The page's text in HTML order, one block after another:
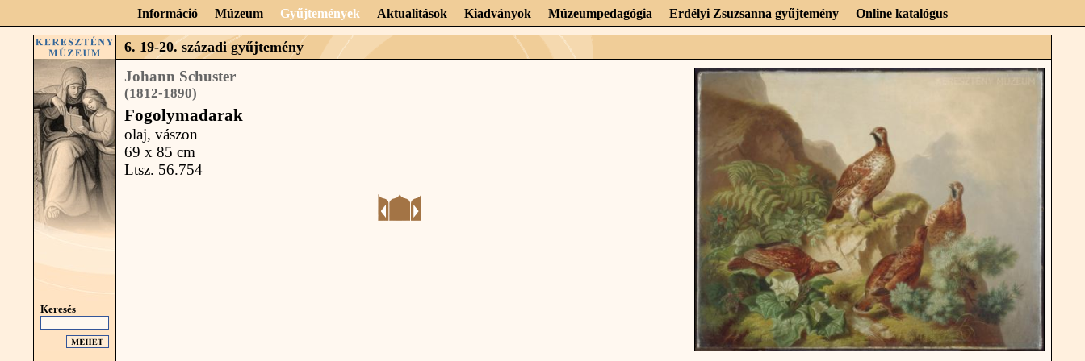
Információ Múzeum Gyűjtemények Aktualitások Kiadványok Múzeumpedagógia Erdélyi Zsuzsanna gyűjtemény Online katalógus
Keresés
6. 19-20. századi gyűjtemény
Johann Schuster
(1812-1890)
Fogolymadarak
olaj, vászon
69 x 85 cm
Ltsz. 56.754